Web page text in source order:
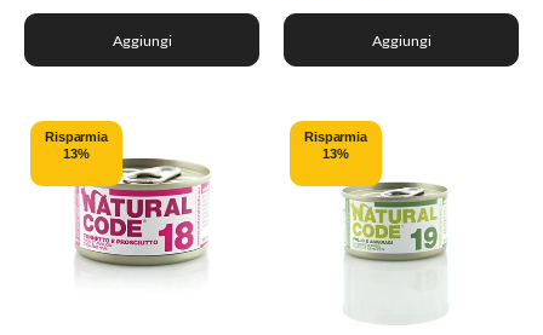
Aggiungi Aggiungi
Risparmia
13%
Risparmia
13%